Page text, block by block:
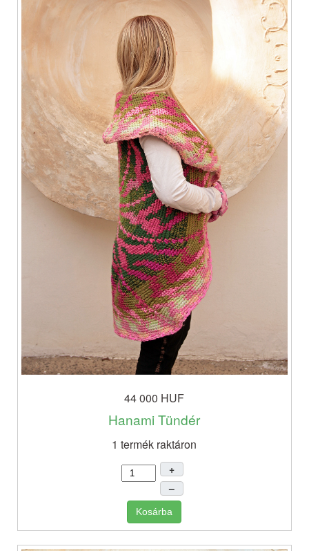
44 000 HUF
Hanami Tündér
1 termék raktáron
+
–
Kosárba